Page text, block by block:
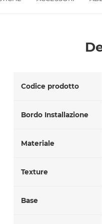
Codice prodotto
Bordo Installazione
Materiale
Texture
Base